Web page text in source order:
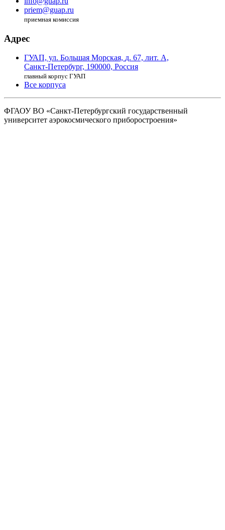
priem@guap.ru
приемная комиссия
Адрес
ГУАП, ул. Большая Морская, д. 67, лит. А,
Санкт-Петербург, 190000, Россия
главный корпус ГУАП
Все корпуса
ФГАОУ ВО «Санкт-Петербургский государственный
университет аэрокосмического приборостроения»